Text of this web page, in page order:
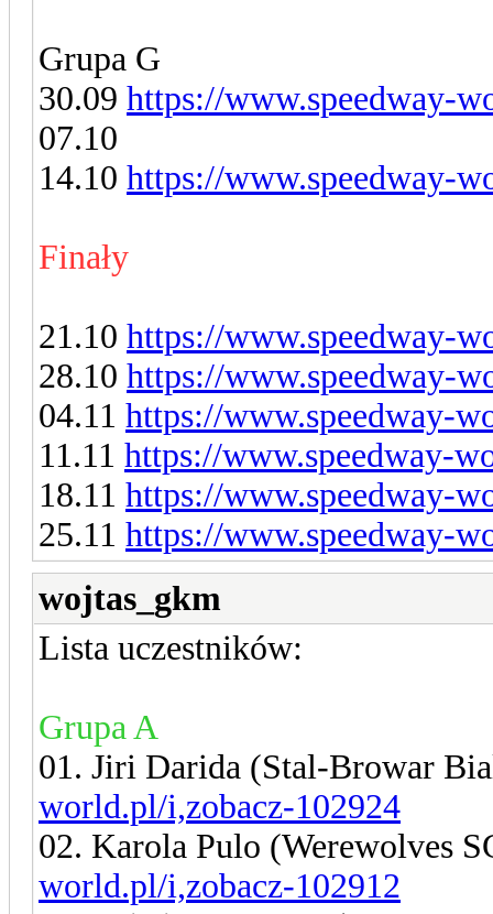
Grupa G
30.09 https://www.speedway-
07.10
14.10 https://www.speedway-
Finały
21.10 https://www.speedway-
28.10 https://www.speedway-
04.11 https://www.speedway-
11.11 https://www.speedway-
18.11 https://www.speedway-
25.11 https://www.speedway-
wojtas_gkm
Lista uczestników:
Grupa A
01. Jiri Darida (Stal-Browar
world.pl/i,zobacz-102924
02. Karola Pulo (Werewolves
world.pl/i,zobacz-102912